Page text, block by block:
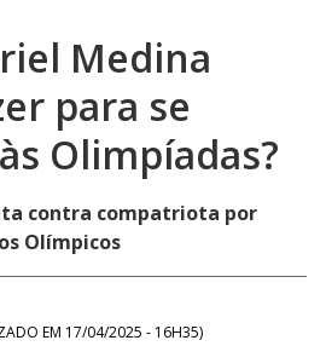
Medina
para se
Olimpíadas?
contra compatriota por
Olímpicos
EM 17/04/2025 - 16H35)